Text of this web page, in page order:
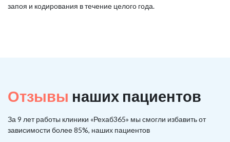
запоя и кодирования в течение целого года.
Отзывы наших пациентов
За 9 лет работы клиники «Рехаб365» мы смогли избавить от
зависимости более 85%, наших пациентов